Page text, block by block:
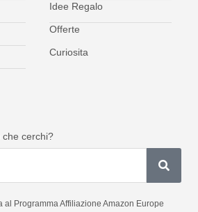
Idee Regalo
Offerte
Curiosita
che cerchi?
Programma Affiliazione Amazon Europe